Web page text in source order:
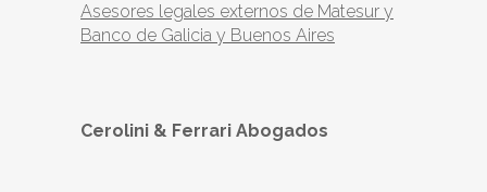
Asesores legales externos de Matesur y
Banco de Galicia y Buenos Aires
Cerolini & Ferrari Abogados